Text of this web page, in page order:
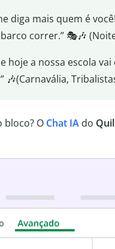
diga mais quem é
correr.” 🎭🎶
hoje a nossa escola
🎶(Carnavália,
bloco? O Chat IA do